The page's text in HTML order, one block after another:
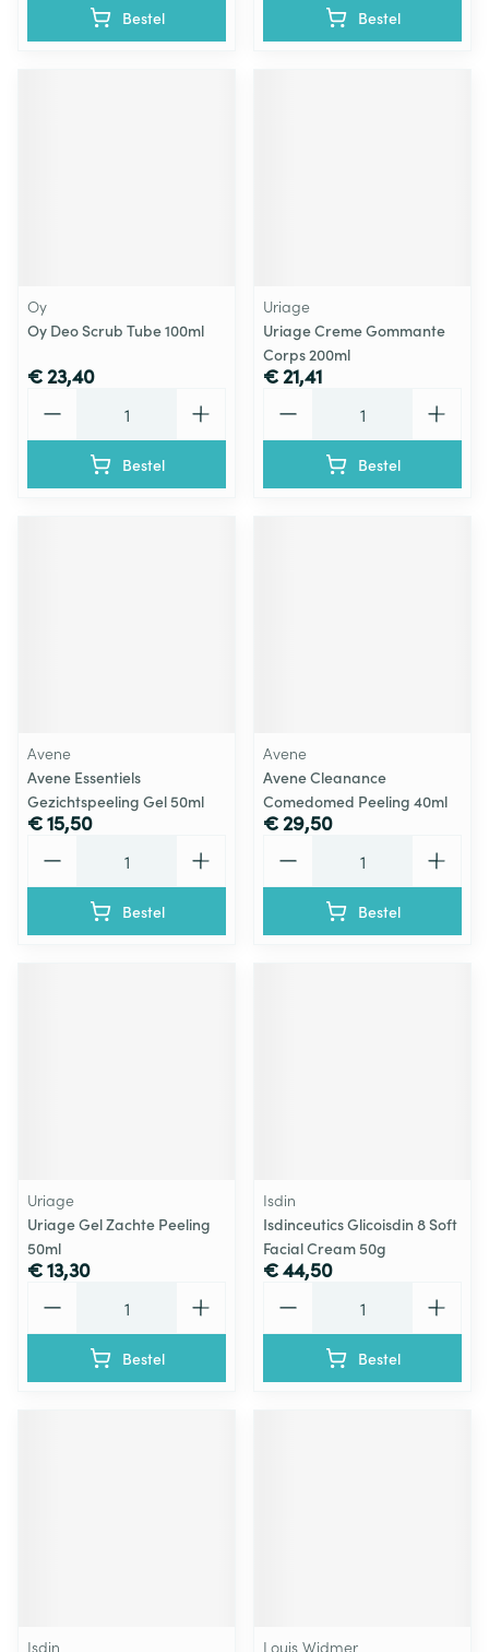
Bestel Bestel
Oy
Oy Deo Scrub Tube 100ml
€ 23,40
Bestel
Uriage
Uriage Creme Gommante
Corps 200ml
€ 21,41
Bestel
Avene
Avene Essentiels
Gezichtspeeling Gel 50ml
€ 15,50
Bestel
Avene
Avene Cleanance
Comedomed Peeling 40ml
€ 29,50
Bestel
Uriage
Uriage Gel Zachte Peeling
50ml
€ 13,30
Bestel
Isdin
Isdinceutics Glicoisdin 8 Soft
Facial Cream 50g
€ 44,50
Bestel
Isdin Louis Widmer